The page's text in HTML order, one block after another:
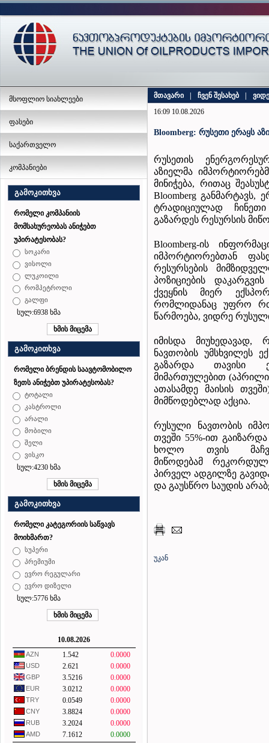
მსოფლიო სიახლეები
ფასები
საქართველო
კომპანიები
გამოკითხვა
რომელი კომპანიის
მომსახურეობას ანიჭებთ
უპირატესობას?
სოკარი
ვისოლი
ლუკოილი
რომპეტროლი
გალფი
სულ:6938 ხმა
გამოკითხვა
რომელი ბრენდის საავტომობილო
ზეთს ანიჭებთ უპირატესობას?
ტოტალი
კასტროლი
არალი
მობილი
შელი
ვისკო
სულ:4230 ხმა
გამოკითხვა
რომელი კატეგორიის საწვავს
მოიხმართ?
სუპერი
პრემიუმი
ევრო რეგულარი
ევრო დიზელი
სულ:5776 ხმა
10.08.2026
AZN 1.542 0.0000
USD 2.621 0.0000
GBP 3.5216 0.0000
EUR 3.0212 0.0000
TRY 0.0549 0.0000
CNY 3.8824 0.0000
RUB 3.2024 0.0000
AMD 7.1612
0.0000
მთავარი ჩვენ შესახებ
16:09 10.08.2026
Bloomberg: რუსეთი ერაყს
რუსეთის
აზიელმა
მინიჭება, რითაც
Bloomberg განმარტავს,
ტრადიციულად
გაზარდეს რესურსის
Bloomberg-ის
იმპორტიორებთან
რესურსების
პოზიციების
ქვეყნის მიერ
რომლიდანაც უფრო
წარმოება, ვიდრე
იმისდა
ნავთობის უმსხვილეს
გაზარდა თავისი
მიმართულებით
ათასამდე მაისის
მიმწოდებლად აქცია.
რუსული ნავთობის
თვეში 55%-ით
ხოლო თვის
მიწოდებამ
პირველ ადგილზე
და გაუსწრო საუდის
უკან